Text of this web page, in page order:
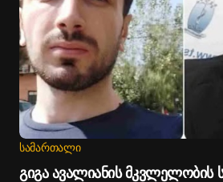
ᲡᲐᲛᲐᲠᲗᲐᲚᲘ
გიგა ავალიანის მკვლელობის